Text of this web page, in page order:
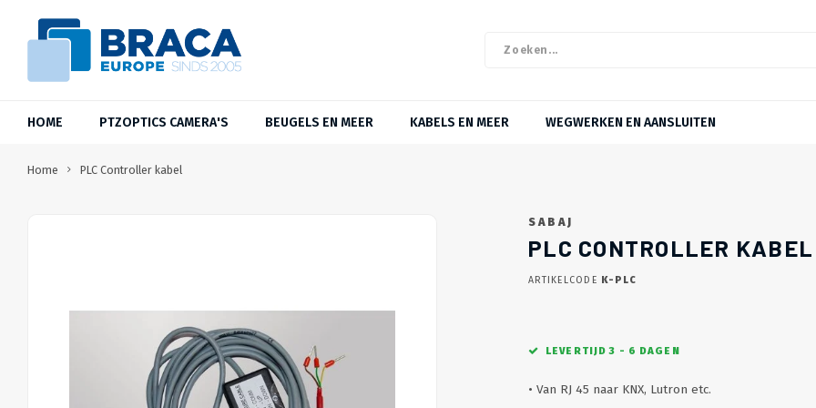
HOME PTZOPTICS CAMERA'S BEUGELS EN MEER KABELS EN MEER WEGWERKEN EN AANSLUITEN
Home PLC Controller kabel
SABAJ
PLC CONTROLLER KABEL
ARTIKELCODE K-PLC
LEVERTIJD 3 - 6 DAGEN
• Van RJ 45 naar KNX, Lutron etc.